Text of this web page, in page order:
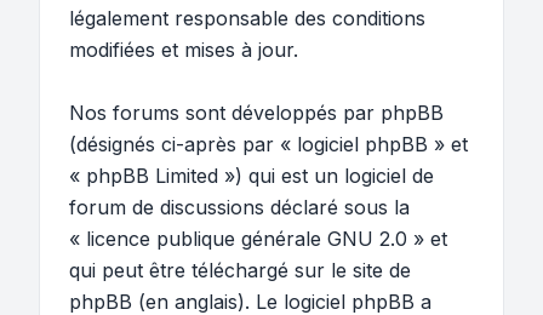
légalement responsable des conditions
modifiées et mises à jour.
Nos forums sont développés par phpBB
(désignés ci-après par « logiciel phpBB » et
« phpBB Limited ») qui est un logiciel de
forum de discussions déclaré sous la
« licence publique générale GNU 2.0 » et
qui peut être téléchargé sur le site de
phpBB (en anglais). Le logiciel phpBB a